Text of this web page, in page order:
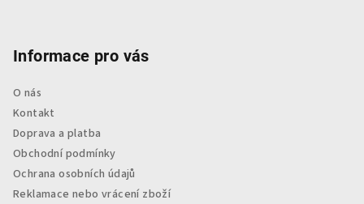
Informace pro vás
O nás
Kontakt
Doprava a platba
Obchodní podmínky
Ochrana osobních údajů
Reklamace nebo vrácení zboží